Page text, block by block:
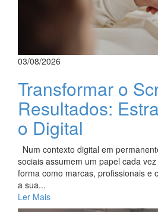
03/08/2026
Transformar o
Resultados:
o Digital
Num contexto digital em
sociais assumem um papel cada
forma como marcas, profissionais e
a sua...
Ler Mais